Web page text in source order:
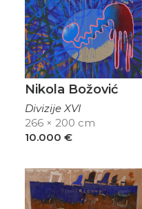
Nikola Božović
Divizije XVI
266 × 200 cm
10.000 €